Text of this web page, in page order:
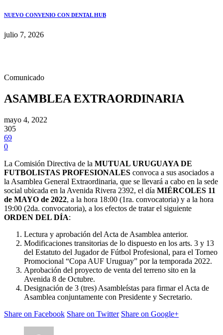
NUEVO CONVENIO CON DENTAL HUB
julio 7, 2026
Comunicado
ASAMBLEA EXTRAORDINARIA
mayo 4, 2022
305
69
0
La Comisión Directiva de la MUTUAL URUGUAYA DE
FUTBOLISTAS PROFESIONALES convoca a sus asociados a
la Asamblea General Extraordinaria, que se llevará a cabo en la sede
social ubicada en la Avenida Rivera 2392, el día MIÉRCOLES 11
de MAYO de 2022, a la hora 18:00 (1ra. convocatoria) y a la hora
19:00 (2da. convocatoria), a los efectos de tratar el siguiente
ORDEN DEL DÍA:
Lectura y aprobación del Acta de Asamblea anterior.
Modificaciones transitorias de lo dispuesto en los arts. 3 y 13
del Estatuto del Jugador de Fútbol Profesional, para el Torneo
Promocional “Copa AUF Uruguay” por la temporada 2022.
Aprobación del proyecto de venta del terreno sito en la
Avenida 8 de Octubre.
Designación de 3 (tres) Asambleístas para firmar el Acta de
Asamblea conjuntamente con Presidente y Secretario.
Share on Facebook Share on Twitter Share on Google+